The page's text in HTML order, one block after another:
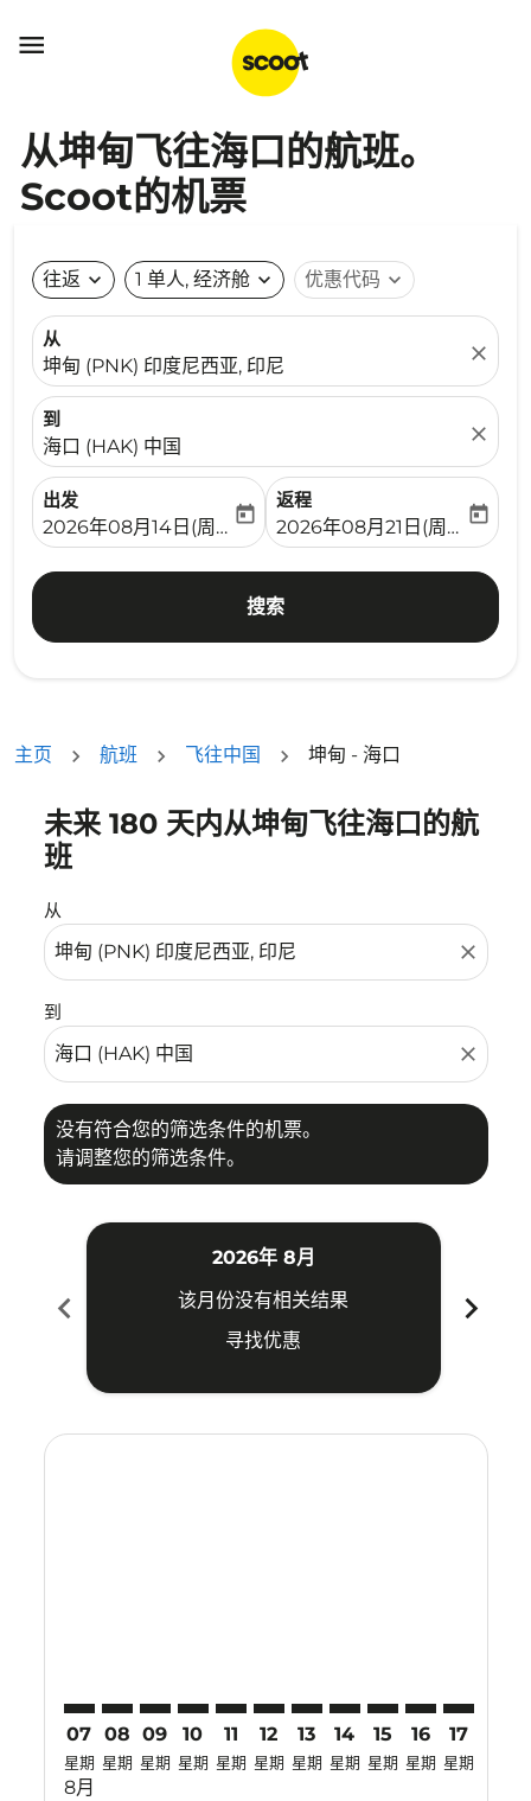

从坤甸飞往海口的航班。
Scoot的机票
往返 expand_more 1 单人, 经济舱 expand_more 优惠代码 expand_more
从
坤甸 (PNK) 印度尼西亚, 印尼
close
到
海口 (HAK) 中国
close
出发
fc-booking-departure-date-aria-label
2026年08月14日(周五)
today
返程
fc-booking-return-date-
2026年08月21日(周五)
today
搜索
主页 航班 飞往中国 坤甸 - 海口
未来 180 天内从坤甸飞往海口的航
班
从
close
到
close
没有符合您的筛选条件的机票。
请调整您的筛选条件。
没有符合您的筛选条件的机票。请调整您的筛选条件。
chevron_left
2026年 8月
该月份没有相关结果
寻找优惠
chevron_right
07
星期
8月
08
星期
09
星期
10
星期
11
星期
12
星期
13
星期
14
星期
15
星期
16
星期
17
星期